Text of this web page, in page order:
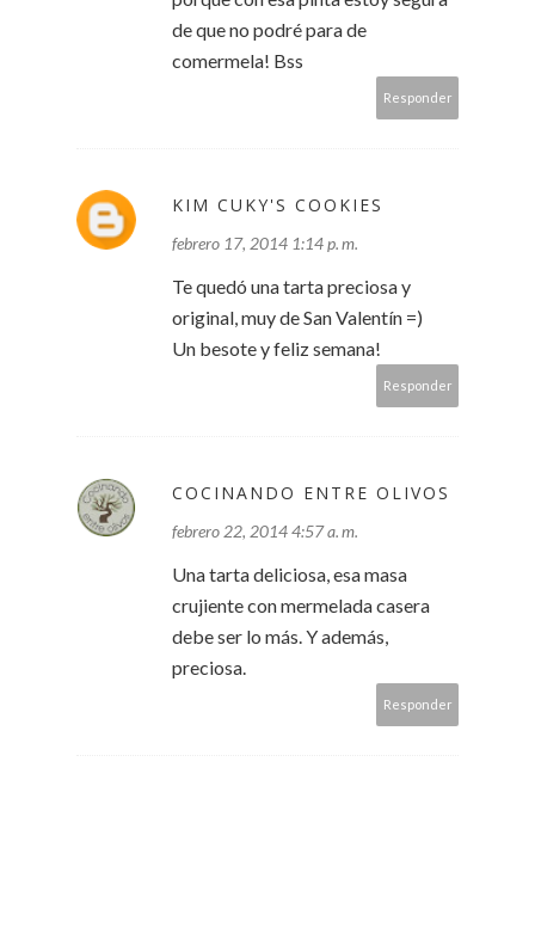
de que no podré para de
comermela! Bss
Responder
KIM CUKY'S COOKIES
febrero 17, 2014 1:14 p. m.
Te quedó una tarta preciosa y
original, muy de San Valentín =)
Un besote y feliz semana!
Responder
COCINANDO ENTRE OLIVOS
febrero 22, 2014 4:57 a. m.
Una tarta deliciosa, esa masa
crujiente con mermelada casera
debe ser lo más. Y además,
preciosa.
Responder